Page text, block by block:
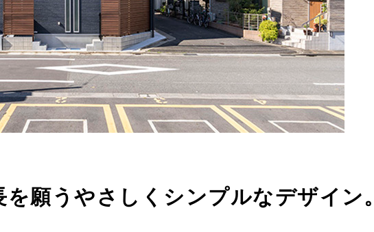
願うやさしくシンプルなデザイン。